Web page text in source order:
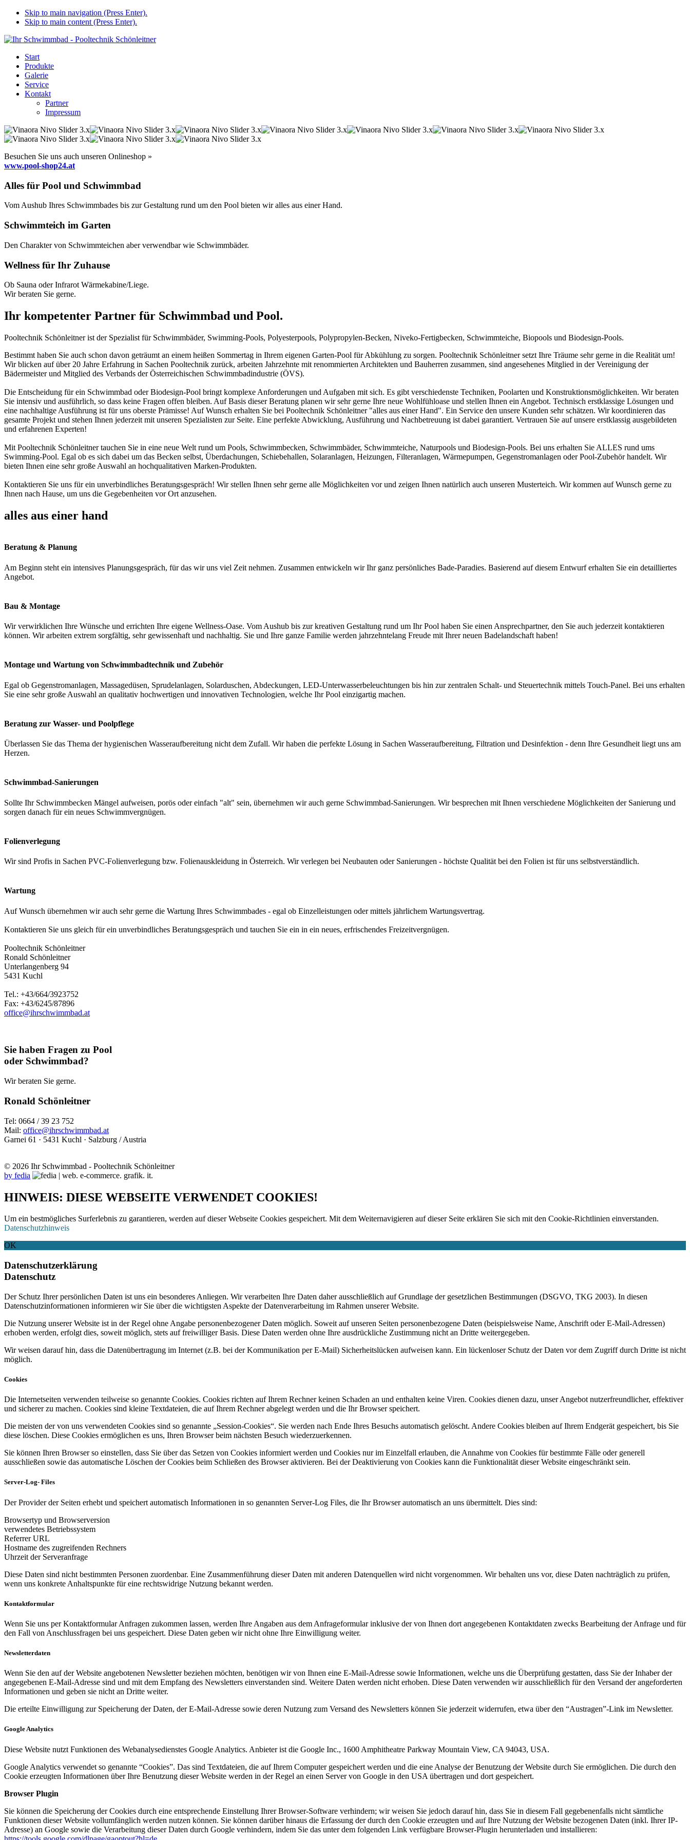
Skip to main navigation (Press Enter).
Skip to main content (Press Enter).
Start
Produkte
Galerie
Service
Kontakt
Partner
Impressum
Besuchen Sie uns auch unseren Onlineshop »
www.pool-shop24.at
Alles für Pool und Schwimmbad
Vom Aushub Ihres Schwimmbades bis zur Gestaltung rund um den Pool bieten wir alles aus einer Hand.
Schwimmteich im Garten
Den Charakter von Schwimmteichen aber verwendbar wie Schwimmbäder.
Wellness für Ihr Zuhause
Ob Sauna oder Infrarot Wärmekabine/Liege.
Wir beraten Sie gerne.
Ihr kompetenter Partner für Schwimmbad und Pool.
Pooltechnik Schönleitner ist der Spezialist für Schwimmbäder, Swimming-Pools, Polyesterpools, Polypropylen-Becken, Niveko-Fertigbecken, Schwimmteiche, Biopools und Biodesign-Pools.
Bestimmt haben Sie auch schon davon geträumt an einem heißen Sommertag in Ihrem eigenen Garten-Pool für Abkühlung zu sorgen. Pooltechnik Schönleitner setzt Ihre Träume sehr gerne in die Realität um!
Wir blicken auf über 20 Jahre Erfahrung in Sachen Pooltechnik zurück, arbeiten Jahrzehnte mit renommierten Architekten und Bauherren zusammen, sind angesehenes Mitglied in der Vereinigung der
Bädermeister und Mitglied des Verbands der Österreichischen Schwimmbadindustrie (ÖVS).
Die Entscheidung für ein Schwimmbad oder Biodesign-Pool bringt komplexe Anforderungen und Aufgaben mit sich. Es gibt verschiedenste Techniken, Poolarten und Konstruktionsmöglichkeiten. Wir beraten
Sie intensiv und ausführlich, so dass keine Fragen offen bleiben. Auf Basis dieser Beratung planen wir sehr gerne Ihre neue Wohlfühloase und stellen Ihnen ein Angebot. Technisch erstklassige Lösungen und
eine nachhaltige Ausführung ist für uns oberste Prämisse! Auf Wunsch erhalten Sie bei Pooltechnik Schönleitner "alles aus einer Hand". Ein Service den unsere Kunden sehr schätzen. Wir koordinieren das
gesamte Projekt und stehen Ihnen jederzeit mit unseren Spezialisten zur Seite. Eine perfekte Abwicklung, Ausführung und Nachbetreuung ist dabei garantiert. Vertrauen Sie auf unsere erstklassig ausgebildeten
und erfahrenen Experten!
Mit Pooltechnik Schönleitner tauchen Sie in eine neue Welt rund um Pools, Schwimmbecken, Schwimmbäder, Schwimmteiche, Naturpools und Biodesign-Pools. Bei uns erhalten Sie ALLES rund ums
Swimming-Pool. Egal ob es sich dabei um das Becken selbst, Überdachungen, Schiebehallen, Solaranlagen, Heizungen, Filteranlagen, Wärmepumpen, Gegenstromanlagen oder Pool-Zubehör handelt. Wir
bieten Ihnen eine sehr große Auswahl an hochqualitativen Marken-Produkten.
Kontaktieren Sie uns für ein unverbindliches Beratungsgespräch! Wir stellen Ihnen sehr gerne alle Möglichkeiten vor und zeigen Ihnen natürlich auch unseren Musterteich. Wir kommen auf Wunsch gerne zu
Ihnen nach Hause, um uns die Gegebenheiten vor Ort anzusehen.
alles aus einer hand
Beratung & Planung
Am Beginn steht ein intensives Planungsgespräch, für das wir uns viel Zeit nehmen. Zusammen entwickeln wir Ihr ganz persönliches Bade-Paradies. Basierend auf diesem Entwurf erhalten Sie ein detailliertes
Angebot.
Bau & Montage
Wir verwirklichen Ihre Wünsche und errichten Ihre eigene Wellness-Oase. Vom Aushub bis zur kreativen Gestaltung rund um Ihr Pool haben Sie einen Ansprechpartner, den Sie auch jederzeit kontaktieren
können. Wir arbeiten extrem sorgfältig, sehr gewissenhaft und nachhaltig. Sie und Ihre ganze Familie werden jahrzehntelang Freude mit Ihrer neuen Badelandschaft haben!
Montage und Wartung von Schwimmbadtechnik und Zubehör
Egal ob Gegenstromanlagen, Massagedüsen, Sprudelanlagen, Solarduschen, Abdeckungen, LED-Unterwasserbeleuchtungen bis hin zur zentralen Schalt- und Steuertechnik mittels Touch-Panel. Bei uns erhalten
Sie eine sehr große Auswahl an qualitativ hochwertigen und innovativen Technologien, welche Ihr Pool einzigartig machen.
Beratung zur Wasser- und Poolpflege
Überlassen Sie das Thema der hygienischen Wasseraufbereitung nicht dem Zufall. Wir haben die perfekte Lösung in Sachen Wasseraufbereitung, Filtration und Desinfektion - denn Ihre Gesundheit liegt uns am
Herzen.
Schwimmbad-Sanierungen
Sollte Ihr Schwimmbecken Mängel aufweisen, porös oder einfach "alt" sein, übernehmen wir auch gerne Schwimmbad-Sanierungen. Wir besprechen mit Ihnen verschiedene Möglichkeiten der Sanierung und
sorgen danach für ein neues Schwimmvergnügen.
Folienverlegung
Wir sind Profis in Sachen PVC-Folienverlegung bzw. Folienauskleidung in Österreich. Wir verlegen bei Neubauten oder Sanierungen - höchste Qualität bei den Folien ist für uns selbstverständlich.
Wartung
Auf Wunsch übernehmen wir auch sehr gerne die Wartung Ihres Schwimmbades - egal ob Einzelleistungen oder mittels jährlichem Wartungsvertrag.
Kontaktieren Sie uns gleich für ein unverbindliches Beratungsgespräch und tauchen Sie ein in ein neues, erfrischendes Freizeitvergnügen.
Pooltechnik Schönleitner
Ronald Schönleitner
Unterlangenberg 94
5431 Kuchl
Tel.: +43/664/3923752
Fax: +43/6245/87896
office@ihrschwimmbad.at
Sie haben Fragen zu Pool
oder Schwimmbad?
Wir beraten Sie gerne.
Ronald Schönleitner
Tel: 0664 / 39 23 752
Mail: office@ihrschwimmbad.at
Garnei 61 · 5431 Kuchl · Salzburg / Austria
© 2026 Ihr Schwimmbad - Pooltechnik Schönleitner
by fedia
HINWEIS: DIESE WEBSEITE VERWENDET COOKIES!
Um ein bestmögliches Surferlebnis zu garantieren, werden auf dieser Webseite Cookies gespeichert. Mit dem Weiternavigieren auf dieser Seite erklären Sie sich mit den Cookie-Richtlinien einverstanden.
Datenschutzhinweis
OK
Datenschutzerklärung
Datenschutz
Der Schutz Ihrer persönlichen Daten ist uns ein besonderes Anliegen. Wir verarbeiten Ihre Daten daher ausschließlich auf Grundlage der gesetzlichen Bestimmungen (DSGVO, TKG 2003). In diesen
Datenschutzinformationen informieren wir Sie über die wichtigsten Aspekte der Datenverarbeitung im Rahmen unserer Website.
Die Nutzung unserer Website ist in der Regel ohne Angabe personenbezogener Daten möglich. Soweit auf unseren Seiten personenbezogene Daten (beispielsweise Name, Anschrift oder E-Mail-Adressen)
erhoben werden, erfolgt dies, soweit möglich, stets auf freiwilliger Basis. Diese Daten werden ohne Ihre ausdrückliche Zustimmung nicht an Dritte weitergegeben.
Wir weisen darauf hin, dass die Datenübertragung im Internet (z.B. bei der Kommunikation per E-Mail) Sicherheitslücken aufweisen kann. Ein lückenloser Schutz der Daten vor dem Zugriff durch Dritte ist nicht
möglich.
Cookies
Die Internetseiten verwenden teilweise so genannte Cookies. Cookies richten auf Ihrem Rechner keinen Schaden an und enthalten keine Viren. Cookies dienen dazu, unser Angebot nutzerfreundlicher, effektiver
und sicherer zu machen. Cookies sind kleine Textdateien, die auf Ihrem Rechner abgelegt werden und die Ihr Browser speichert.
Die meisten der von uns verwendeten Cookies sind so genannte „Session-Cookies“. Sie werden nach Ende Ihres Besuchs automatisch gelöscht. Andere Cookies bleiben auf Ihrem Endgerät gespeichert, bis Sie
diese löschen. Diese Cookies ermöglichen es uns, Ihren Browser beim nächsten Besuch wiederzuerkennen.
Sie können Ihren Browser so einstellen, dass Sie über das Setzen von Cookies informiert werden und Cookies nur im Einzelfall erlauben, die Annahme von Cookies für bestimmte Fälle oder generell
ausschließen sowie das automatische Löschen der Cookies beim Schließen des Browser aktivieren. Bei der Deaktivierung von Cookies kann die Funktionalität dieser Website eingeschränkt sein.
Server-Log- Files
Der Provider der Seiten erhebt und speichert automatisch Informationen in so genannten Server-Log Files, die Ihr Browser automatisch an uns übermittelt. Dies sind:
Browsertyp und Browserversion
verwendetes Betriebssystem
Referrer URL
Hostname des zugreifenden Rechners
Uhrzeit der Serveranfrage
Diese Daten sind nicht bestimmten Personen zuordenbar. Eine Zusammenführung dieser Daten mit anderen Datenquellen wird nicht vorgenommen. Wir behalten uns vor, diese Daten nachträglich zu prüfen,
wenn uns konkrete Anhaltspunkte für eine rechtswidrige Nutzung bekannt werden.
Kontaktformular
Wenn Sie uns per Kontaktformular Anfragen zukommen lassen, werden Ihre Angaben aus dem Anfrageformular inklusive der von Ihnen dort angegebenen Kontaktdaten zwecks Bearbeitung der Anfrage und für
den Fall von Anschlussfragen bei uns gespeichert. Diese Daten geben wir nicht ohne Ihre Einwilligung weiter.
Newsletterdaten
Wenn Sie den auf der Website angebotenen Newsletter beziehen möchten, benötigen wir von Ihnen eine E-Mail-Adresse sowie Informationen, welche uns die Überprüfung gestatten, dass Sie der Inhaber der
angegebenen E-Mail-Adresse sind und mit dem Empfang des Newsletters einverstanden sind. Weitere Daten werden nicht erhoben. Diese Daten verwenden wir ausschließlich für den Versand der angeforderten
Informationen und geben sie nicht an Dritte weiter.
Die erteilte Einwilligung zur Speicherung der Daten, der E-Mail-Adresse sowie deren Nutzung zum Versand des Newsletters können Sie jederzeit widerrufen, etwa über den “Austragen”-Link im Newsletter.
Google Analytics
Diese Website nutzt Funktionen des Webanalysedienstes Google Analytics. Anbieter ist die Google Inc., 1600 Amphitheatre Parkway Mountain View, CA 94043, USA.
Google Analytics verwendet so genannte “Cookies”. Das sind Textdateien, die auf Ihrem Computer gespeichert werden und die eine Analyse der Benutzung der Website durch Sie ermöglichen. Die durch den
Cookie erzeugten Informationen über Ihre Benutzung dieser Website werden in der Regel an einen Server von Google in den USA übertragen und dort gespeichert.
Browser Plugin
Sie können die Speicherung der Cookies durch eine entsprechende Einstellung Ihrer Browser-Software verhindern; wir weisen Sie jedoch darauf hin, dass Sie in diesem Fall gegebenenfalls nicht sämtliche
Funktionen dieser Website vollumfänglich werden nutzen können. Sie können darüber hinaus die Erfassung der durch den Cookie erzeugten und auf Ihre Nutzung der Website bezogenen Daten (inkl. Ihrer IP-
Adresse) an Google sowie die Verarbeitung dieser Daten durch Google verhindern, indem Sie das unter dem folgenden Link verfügbare Browser-Plugin herunterladen und installieren: